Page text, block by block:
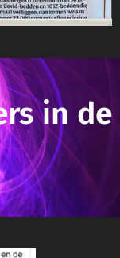
in de